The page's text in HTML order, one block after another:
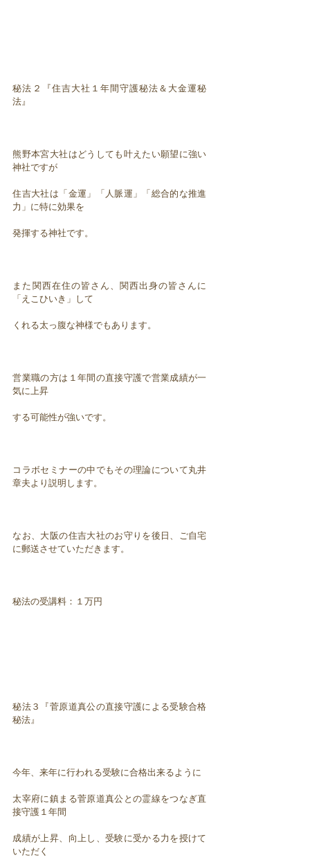
秘法２『住吉大社１年間守護秘法＆大金運秘
法』
熊野本宮大社はどうしても叶えたい願望に強い
神社ですが
住吉大社は「金運」「人脈運」「総合的な推進
力」に特に効果を
発揮する神社です。
また関西在住の皆さん、関西出身の皆さんに
「えこひいき」して
くれる太っ腹な神様でもあります。
営業職の方は１年間の直接守護で営業成績が一
気に上昇
する可能性が強いです。
コラボセミナーの中でもその理論について丸井
章夫より説明します。
なお、大阪の住吉大社のお守りを後日、ご自宅
に郵送させていただきます。
秘法の受講料：１万円
秘法３『菅原道真公の直接守護による受験合格
秘法』
今年、来年に行われる受験に合格出来るように
太宰府に鎮まる菅原道真公との霊線をつなぎ直
接守護１年間
成績が上昇、向上し、受験に受かる力を授けて
いただく